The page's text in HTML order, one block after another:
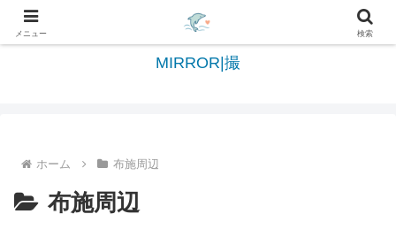
日々を綴る＆写真を切撮る世界へようこそ
MIRROR|撮
ホーム 布施周辺
布施周辺
メニュー 検索